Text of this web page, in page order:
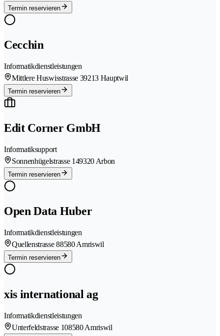
Termin reservieren
Cecchin
Informatikdienstleistungen
Mittlere Huswisstrasse 39213 Hauptwil
Termin reservieren
Edit Corner GmbH
Informatiksupport
Sonnenhügelstrasse 149320 Arbon
Termin reservieren
Open Data Huber
Informatikdienstleistungen
Quellenstrasse 88580 Amriswil
Termin reservieren
xis international ag
Informatikdienstleistungen
Unterfeldstrasse 108580 Amriswil